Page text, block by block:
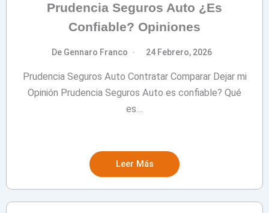
Prudencia Seguros Auto ¿Es
Confiable? Opiniones
De Gennaro Franco 24 Febrero, 2026
Prudencia Seguros Auto Contratar Comparar Dejar mi
Opinión Prudencia Seguros Auto es confiable? Qué
es…
Leer Más